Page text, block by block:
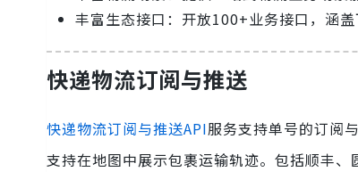
丰富生态接口：开放100+业务接口，涵
快递物流订阅与推送
快递物流订阅与推送API服务支持单号的订阅
支持在地图中展示包裹运输轨迹。包括顺丰